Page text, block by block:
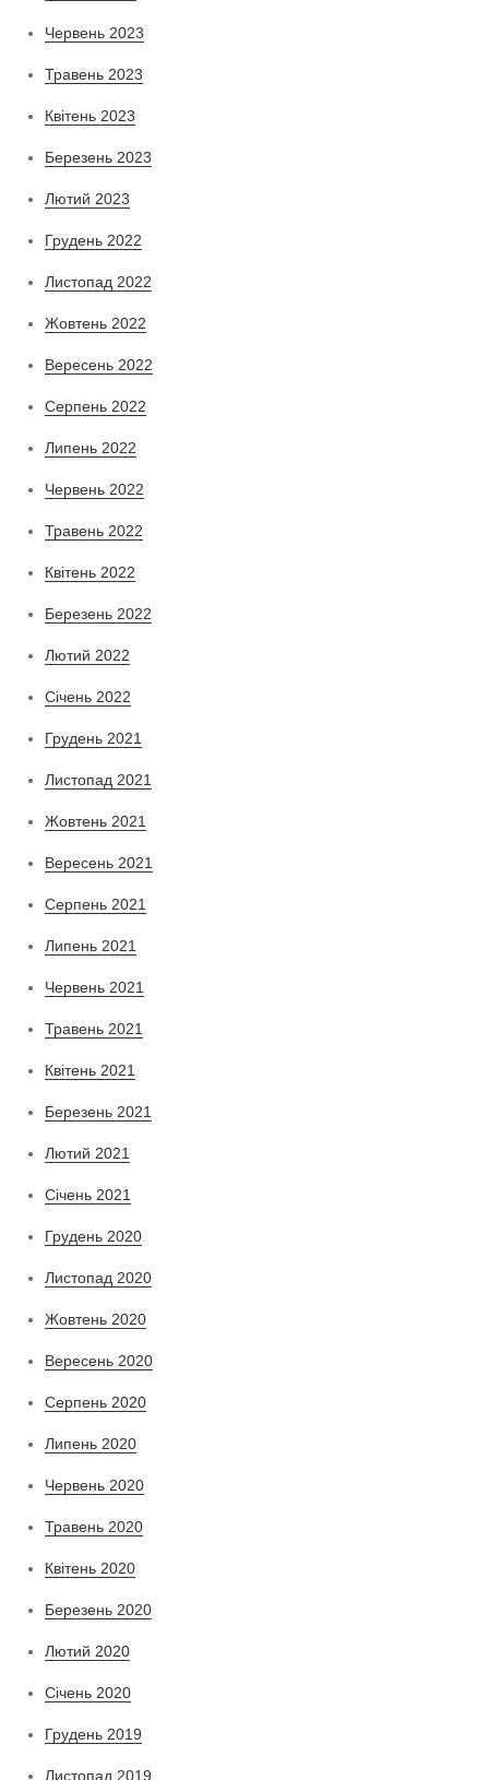
Червень 2023
Травень 2023
Квітень 2023
Березень 2023
Лютий 2023
Грудень 2022
Листопад 2022
Жовтень 2022
Вересень 2022
Серпень 2022
Липень 2022
Червень 2022
Травень 2022
Квітень 2022
Березень 2022
Лютий 2022
Січень 2022
Грудень 2021
Листопад 2021
Жовтень 2021
Вересень 2021
Серпень 2021
Липень 2021
Червень 2021
Травень 2021
Квітень 2021
Березень 2021
Лютий 2021
Січень 2021
Грудень 2020
Листопад 2020
Жовтень 2020
Вересень 2020
Серпень 2020
Липень 2020
Червень 2020
Травень 2020
Квітень 2020
Березень 2020
Лютий 2020
Січень 2020
Грудень 2019
Листопад 2019